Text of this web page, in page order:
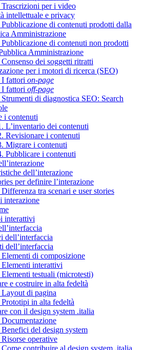
per i video
intellettuale e privacy
di contenuti prodotti dalla
Amministrazione
di contenuti non prodotti
Amministrazione
dei soggetti ritratti
per i motori di ricerca (SEO)
I fattori on-page
I fattori off-page
di diagnostica SEO: Search
i contenuti
L’inventario dei contenuti
Revisionare i contenuti
Migrare i contenuti
Pubblicare i contenuti
dell’interazione
per definire l’interazione
tra scenari e user stories
interazione
interattivi
dell’interfaccia
dell’interfaccia
di composizione
interattivi
testuali (microtesti)
e costruire in alta fedeltà
di pagina
in alta fedeltà
con il design system .italia
del design system
operative
contribuire al design system .italia